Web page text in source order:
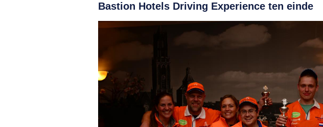
Bastion Hotels Driving Experience ten einde